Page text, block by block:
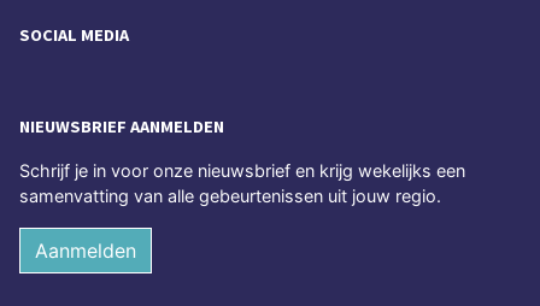
SOCIAL MEDIA
NIEUWSBRIEF AANMELDEN
Schrijf je in voor onze nieuwsbrief en krijg wekelijks een
samenvatting van alle gebeurtenissen uit jouw regio.
Aanmelden